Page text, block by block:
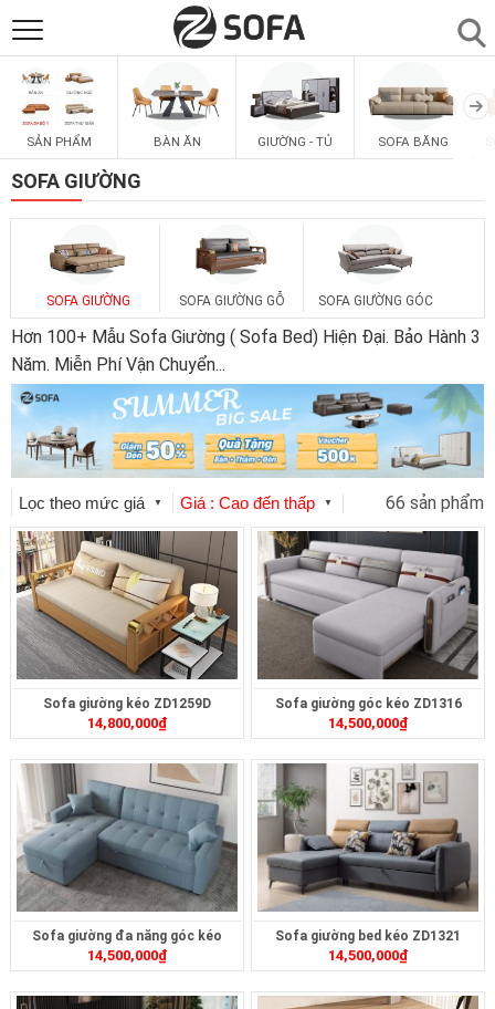
SẢN PHẨM
SOFAS
PHÒNG ĂN
PHÒNG KHÁCH
LIÊN HỆ
SẢN PHẨM BÀN ĂN GIƯỜNG - TỦ SOFA BĂNG
SOFA GIƯỜNG
SOFA GIƯỜNG SOFA GIƯỜNG GỖ SOFA GIƯỜNG GÓC
Hơn 100+ Mẫu Sofa Giường ( Sofa Bed) Hiện Đại. Bảo Hành 3
Năm. Miễn Phí Vận Chuyển...
Lọc theo mức giá ▼ Giá : Cao đến thấp ▼ 66 sản phẩm
Sofa giường kéo ZD1259D
14,800,000₫
Sofa giường góc kéo ZD1316
14,500,000₫
Sofa giường đa năng góc kéo
ZD1314
14,500,000₫
Sofa giường bed kéo ZD1321
14,500,000₫